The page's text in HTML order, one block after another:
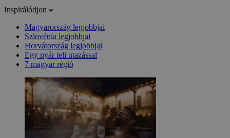
Inspirálódjon
Magyarország legjobbjai
Szlovénia legjobbjai
Horvátország legjobbjai
Egy nyár teli utazással
7 magyar régió